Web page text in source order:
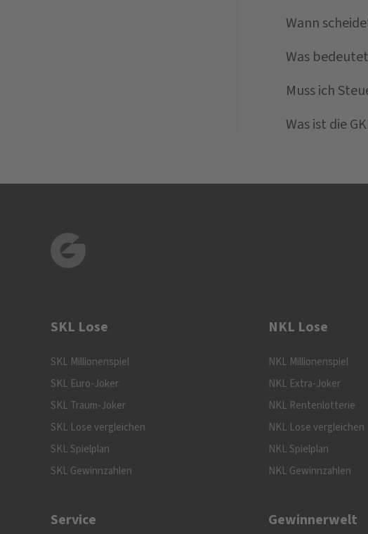
Wann
Was
Muss ich
Was ist die
SKL Lose
SKL Millionenspiel
SKL Euro-Joker
SKL Traum-Joker
SKL Lose vergleichen
SKL Spielplan
SKL Gewinnzahlen
Service
NKL Lose
NKL Millionenspiel
NKL Extra-Joker
NKL Rentenlotterie
NKL Lose vergleichen
NKL Spielplan
NKL Gewinnzahlen
Gewinnerwelt